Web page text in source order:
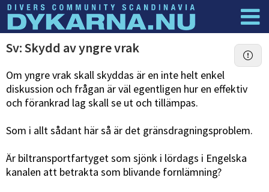
Dyknyheter Logga in
Sv: Skydd av yngre vrak
Om yngre vrak skall skyddas är en inte helt enkel
diskussion och frågan är väl egentligen hur en effektiv
och förankrad lag skall se ut och tillämpas.
Som i allt sådant här så är det gränsdragningsproblem.
Är biltransportfartyget som sjönk i lördags i Engelska
kanalen att betrakta som blivande fornlämning?